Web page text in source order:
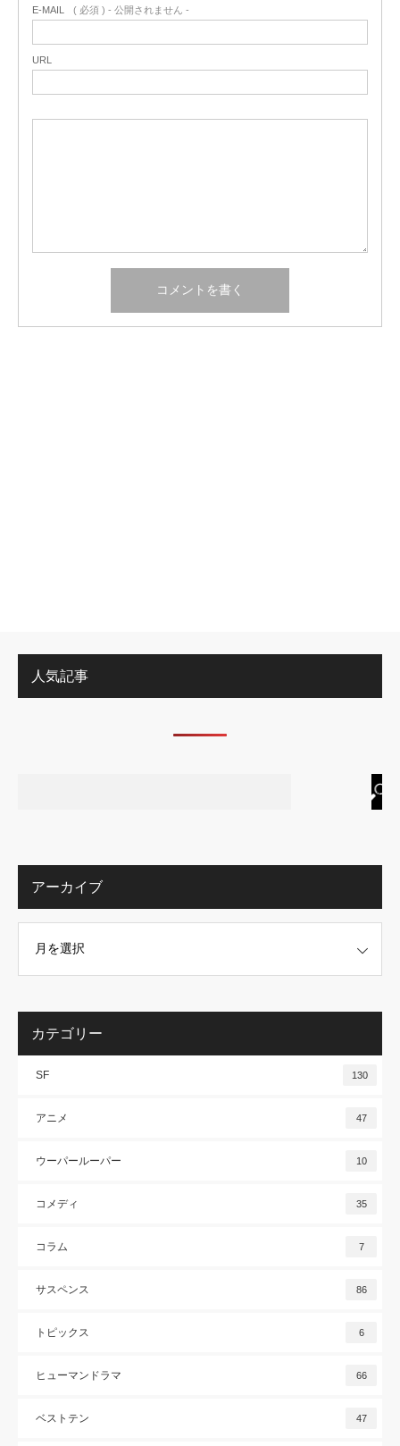
E-MAIL ( 必須 ) - 公開されません -
URL
人気記事
アーカイブ
カテゴリー
SF 130
アニメ 47
ウーパールーパー 10
コメディ 35
コラム 7
サスペンス 86
トピックス 6
ヒューマンドラマ 66
ベストテン 47